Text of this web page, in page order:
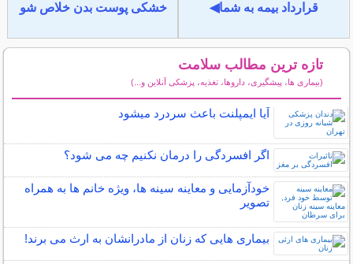
قرارداد بیمه به شما◀
خشکی پوست بدن خلاص شو
تازه ترین مطالب سلامت
(بیماری ها، پیشگیری، داروها، تغذیه، پزشکی آنلاین و...)
آیا ایمپلنت باعث سردرد میشود
اگر افسردگی را درمان نکنیم چه می شود؟
خودآزمایی و معاینه سینه ها، ویژه خانم ها به همراه
تصویر
بیماری هایی که زنان از مادرانشان به ارث می برند!